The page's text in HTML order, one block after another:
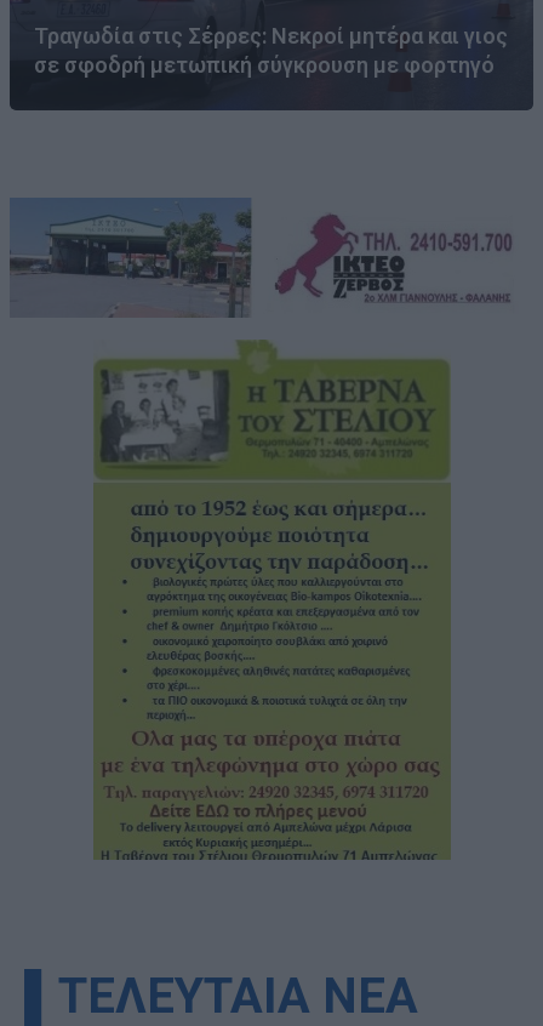
Τραγωδία στις Σέρρες: Νεκροί μητέρα και γιος
σε σφοδρή μετωπική σύγκρουση με φορτηγό
▌ΤΕΛΕΥΤΑΙΑ ΝΕΑ